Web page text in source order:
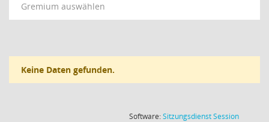
Gremium auswählen
Keine Daten gefunden.
Software:SitzungsdienstSession(Wird in